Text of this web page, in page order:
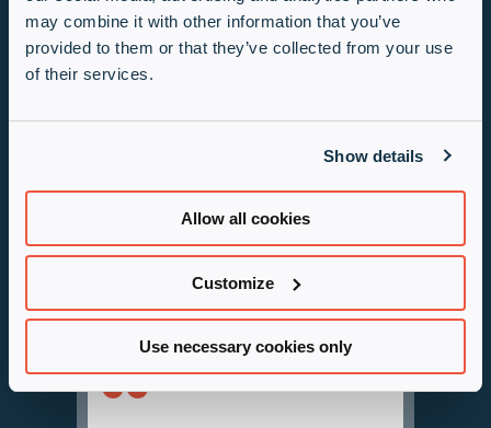
may combine it with other information that you’ve
provided to them or that they’ve collected from your use
of their services.
Show details
Allow all cookies
Customize
Use necessary cookies only
Sicherheitsanforderungen
gerecht zu werden.“
Manager DACH bei
Infinigate.